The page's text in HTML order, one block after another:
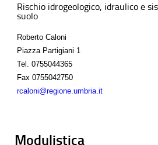
Rischio idrogeologico, idraulico e
suolo
Roberto Caloni
Piazza Partigiani 1
Tel.
0755044365
Fax 0755042750
rcaloni@regione.umbria.it
Modulistica